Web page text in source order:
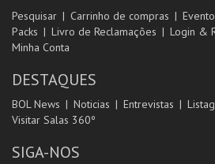
Pesquisar Carrinho de compras
Packs
Livro de Reclamações
Login &
Minha Conta
DESTAQUES
BOL News Noticias Entrevistas
Visitar Salas 360º
SIGA-NOS